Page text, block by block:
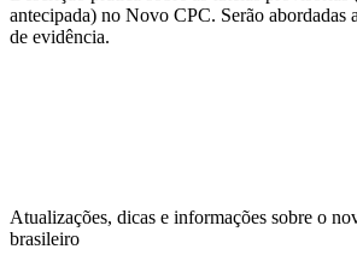
antecipada) no Novo CPC. Serão abordadas
de evidência.
Atualizações, dicas e informações sobre o
brasileiro